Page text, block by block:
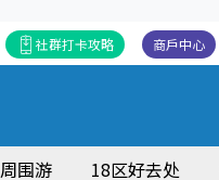
商戶中心
社群打卡攻略
周围游 18区好去处